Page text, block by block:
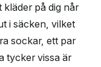
på dig når
i säcken, vilket
sockar, ett par
tycker vissa är